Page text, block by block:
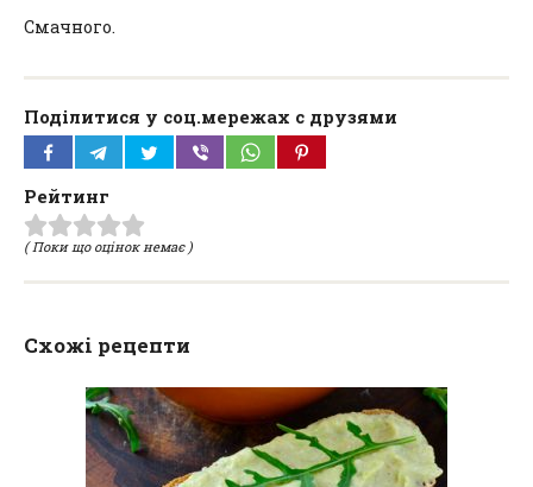
Смачного.
Поділитися у соц.мережах с друзями
Рейтинг
( Поки що оцінок немає )
Схожі рецепти